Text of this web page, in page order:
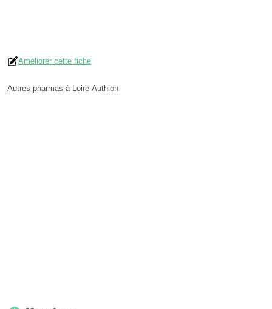
Améliorer cette fiche
Autres pharmas à Loire-Authion